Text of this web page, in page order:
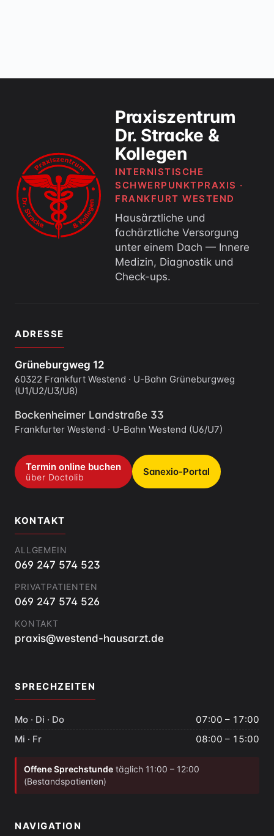
Praxiszentrum
Dr. Stracke &
Kollegen
INTERNISTISCHE
SCHWERPUNKTPRAXIS ·
FRANKFURT WESTEND
Hausärztliche und
fachärztliche Versorgung
unter einem Dach — Innere
Medizin, Diagnostik und
Check-ups.
ADRESSE
Grüneburgweg 12
60322 Frankfurt Westend · U-Bahn Grüneburgweg
(U1/U2/U3/U8)
Bockenheimer Landstraße 33
Frankfurter Westend · U-Bahn Westend (U6/U7)
Termin online buchen
über Doctolib Sanexio-Portal
KONTAKT
ALLGEMEIN
069 247 574 523
PRIVATPATIENTEN
069 247 574 526
KONTAKT
praxis@westend-hausarzt.de
SPRECHZEITEN
Mo · Di · Do
07:00 – 17:00
Mi · Fr
08:00 – 15:00
Offene Sprechstunde täglich 11:00 – 12:00
(Bestandspatienten)
NAVIGATION